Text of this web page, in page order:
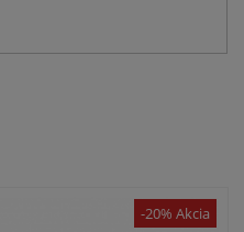
-20% Akcia